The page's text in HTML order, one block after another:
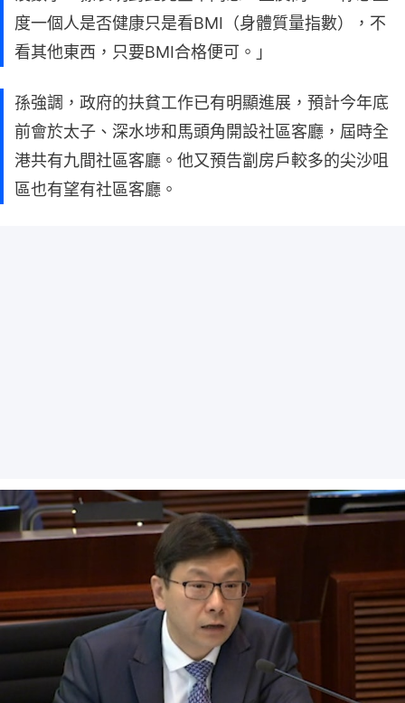
度一個人是否健康只是看BMI（身體質量指數），不
看其他東西，只要BMI合格便可。」
孫強調，政府的扶貧工作已有明顯進展，預計今年底
前會於太子、深水埗和馬頭角開設社區客廳，屆時全
港共有九間社區客廳。他又預告劏房戶較多的尖沙咀
區也有望有社區客廳。